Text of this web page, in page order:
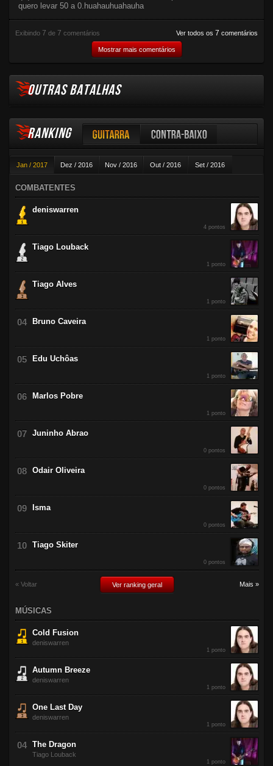
quero levar 50 a 0.huahauhuahauha
Exibindo 7 de 7 comentários
Mostrar mais comentários
Ver todos os 7 comentários
OUTRAS BATALHAS
RANKING
Jan / 2017 Dez / 2016 Nov / 2016 Out / 2016 Set / 2016
Ago / 2016 Jul / 2016
Guitarra Contra-baixo
COMBATENTES
deniswarren
4 pontos
Tiago Louback
1 ponto
Tiago Alves
1 ponto
Bruno Caveira
1 ponto
Edu Uchôas
1 ponto
Marlos Pobre
1 ponto
Juninho Abrao
0 pontos
Odair Oliveira
0 pontos
Isma
0 pontos
Tiago Skiter
0 pontos
« Voltar Ver ranking geral Mais »
MÚSICAS
Cold Fusion
deniswarren
1 ponto
Autumn Breeze
deniswarren
1 ponto
One Last Day
deniswarren
1 ponto
The Dragon
Tiago Louback
1 ponto